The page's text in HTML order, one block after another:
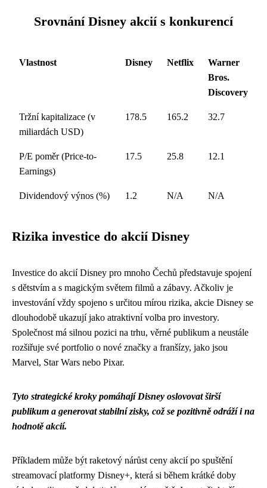
Srovnání Disney akcií s konkurencí
Vlastnost Disney Netflix
Warner
Bros.
Discovery
Tržní kapitalizace (v
miliardách USD)
178.5 165.2 32.7
P/E poměr (Price-to-
Earnings)
17.5 25.8 12.1
Dividendový výnos (%) 1.2 N/A N/A
Rizika investice do akcií Disney
Investice do akcií Disney pro mnoho Čechů představuje spojení
s dětstvím a s magickým světem filmů a zábavy. Ačkoliv je
investování vždy spojeno s určitou mírou rizika, akcie Disney se
dlouhodobě ukazují jako atraktivní volba pro investory.
Společnost má silnou pozici na trhu, věrné publikum a neustále
rozšiřuje své portfolio o nové značky a franšízy, jako jsou
Marvel, Star Wars nebo Pixar.
Tyto strategické kroky pomáhají Disney oslovovat širší
publikum a generovat stabilní zisky, což se pozitivně odráží i na
hodnotě akcií.
Příkladem může být raketový nárůst ceny akcií po spuštění
streamovací platformy Disney+, která si během krátké doby